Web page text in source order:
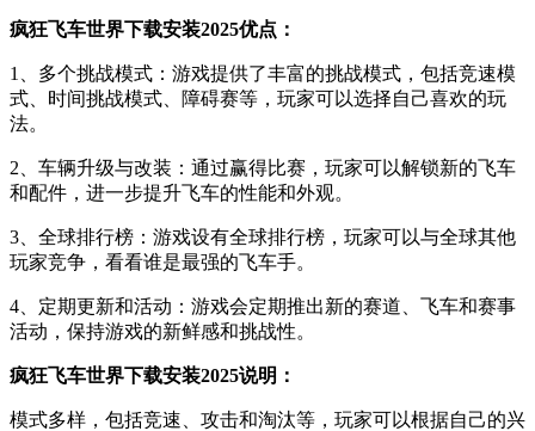
疯狂飞车世界下载安装2025优点：
1、多个挑战模式：游戏提供了丰富的挑战模式，包括竞速模
式、时间挑战模式、障碍赛等，玩家可以选择自己喜欢的玩
法。
2、车辆升级与改装：通过赢得比赛，玩家可以解锁新的飞车
和配件，进一步提升飞车的性能和外观。
3、全球排行榜：游戏设有全球排行榜，玩家可以与全球其他
玩家竞争，看看谁是最强的飞车手。
4、定期更新和活动：游戏会定期推出新的赛道、飞车和赛事
活动，保持游戏的新鲜感和挑战性。
疯狂飞车世界下载安装2025说明：
模式多样，包括竞速、攻击和淘汰等，玩家可以根据自己的兴